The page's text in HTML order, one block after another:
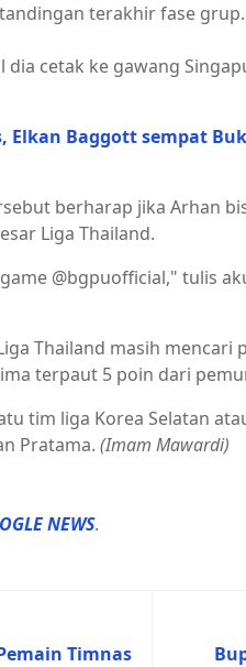
terakhir fase grup.
cetak ke gawang
Elkan Baggott sempat
berharap jika Arhan
Liga Thailand.
@bgpuofficial," tulis
Thailand masih
terpaut 5 poin dari
tim liga Korea Selatan
Pratama. (Imam Mawardi)
NEWS.
Timnas